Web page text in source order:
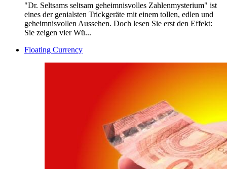
"Dr. Seltsams seltsam geheimnisvolles Zahlenmysterium" ist
eines der genialsten Trickgeräte mit einem tollen, edlen und
geheimnisvollen Aussehen. Doch lesen Sie erst den Effekt:
Sie zeigen vier Wü...
Floating Currency